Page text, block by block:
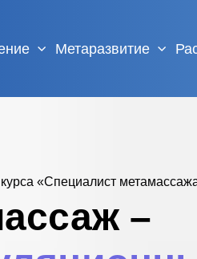
Метаразвитие
«Специалист
–